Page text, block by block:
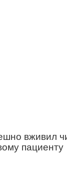
вживил
пациенту